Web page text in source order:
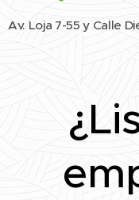
Av. Loja 7-55 y Calle